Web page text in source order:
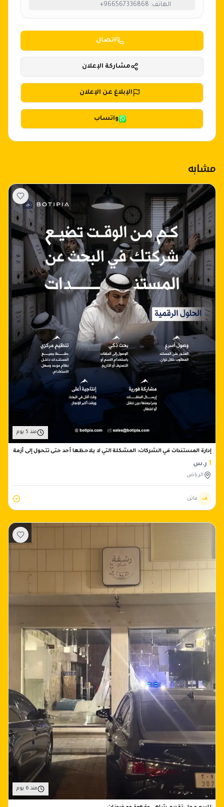
الهاتف: +966567336868
اتصال
مشاركة الإعلان
الإبلاغ عن الإعلان
واتساب
مشابه
منذ 5 يوم
إدارة المستندات في الشركات: المشكلة التي لا يلاحظها أحد حتى تتحول إلى أزمة
1 ر.س
الرياض
ف فاتن
منذ 6 يوم